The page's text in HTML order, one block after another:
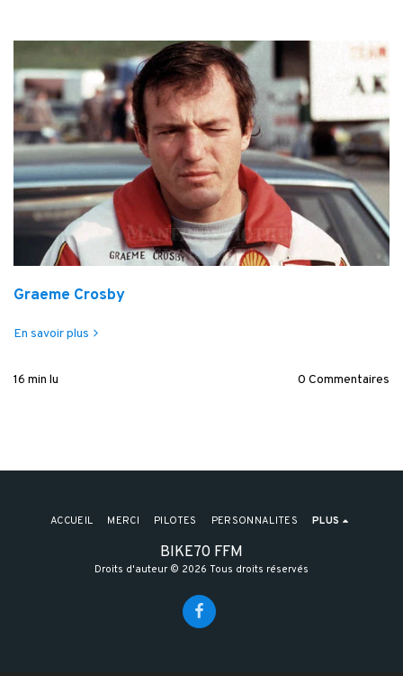
Graeme Crosby
En savoir plus
16 min lu 0 Commentaires
BIKE70 FFM
Droits d'auteur © 2026 Tous droits réservés
ACCUEIL MERCI PILOTES PERSONNALITES PLUS